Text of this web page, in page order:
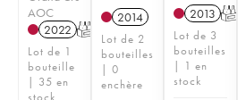
AOC
2022 T
Lot de 1
bouteille
| 35 en
stock
2014
Lot de 2
bouteilles
| 0
enchère
2013 T
Lot de 3
bouteilles
| 1 en
stock